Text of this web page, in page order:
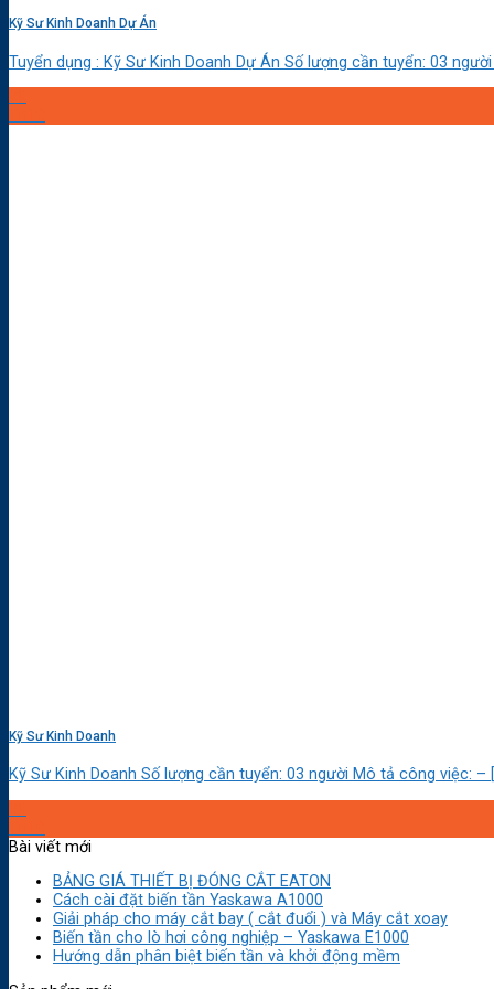
Kỹ Sư Kinh Doanh Dự Án
Tuyển dụng : Kỹ Sư Kinh Doanh Dự Án Số lượng cần tuyển: 03 người
Kỹ Sư Kinh Doanh
Kỹ Sư Kinh Doanh Số lượng cần tuyển: 03 người Mô tả công việc: –
Bài viết mới
BẢNG GIÁ THIẾT BỊ ĐÓNG CẮT EATON
Cách cài đặt biến tần Yaskawa A1000
Giải pháp cho máy cắt bay ( cắt đuổi ) và Máy cắt xoay
Biến tần cho lò hơi công nghiệp – Yaskawa E1000
Hướng dẫn phân biệt biến tần và khởi động mềm